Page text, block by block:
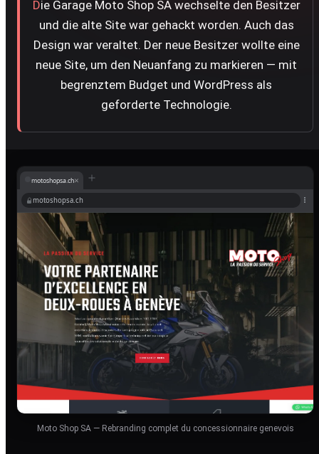
Die Garage Moto Shop SA wechselte den Besitzer
und die alte Site war gehackt worden. Auch das
Design war veraltet. Der neue Besitzer wollte eine
neue Site, um den Neuanfang zu markieren — mit
begrenztem Budget und WordPress als
geforderte Technologie.
motoshopsa.ch×
motoshopsa.ch
Moto Shop SA — Rebranding complet du concessionnaire genevois